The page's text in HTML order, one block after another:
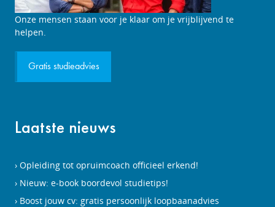
Onze mensen staan voor je klaar om je vrijblijvend te
helpen.
Gratis studieadvies
Laatste nieuws
Opleiding tot opruimcoach officieel erkend!
Nieuw: e-book boordevol studietips!
Boost jouw cv: gratis persoonlijk loopbaanadvies